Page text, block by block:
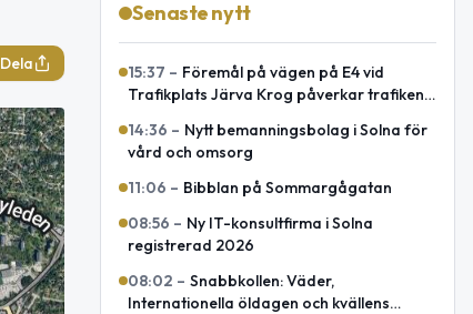
Dela
Senaste nytt
15:37 – Föremål på vägen på E4 vid
Trafikplats Järva Krog påverkar trafiken
14:36 – Nytt bemanningsbolag i Solna för
vård och omsorg
11:06 – Bibblan på Sommargågatan
08:56 – Ny IT-konsultfirma i Solna
registrerad 2026
08:02 – Snabbkollen: Väder,
Internationella öldagen och kvällens